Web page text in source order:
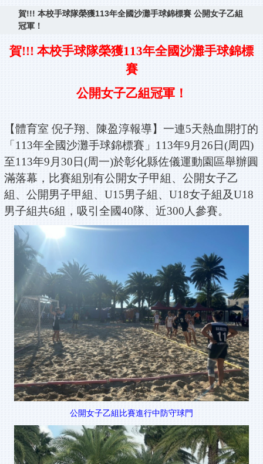
賀!!! 本校手球隊榮獲113年全國沙灘手球錦標賽 公開女子乙組
冠軍！
賀!!! 本校手球隊榮獲113年全國沙灘手球錦標
賽
公開女子乙組冠軍！
【體育室 倪子翔、陳盈淳報導】一連5天熱血開打的
「113年全國沙灘手球錦標賽」113年9月26日(周四)
至113年9月30日(周一)於彰化縣佐儀運動園區舉辦圓
滿落幕，比賽組別有公開女子甲組、公開女子乙
組、公開男子甲組、U15男子組、U18女子組及U18
男子組共6組，吸引全國40隊、近300人參賽。
公開女子乙組比賽進行中防守球門